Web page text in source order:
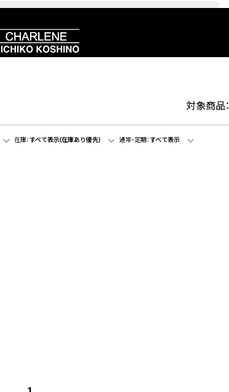
対象商品：
在庫：すべて表示(在庫あり優先) 通常・定期：すべて表示